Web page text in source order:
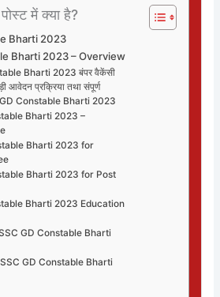
में क्या है?
Bharti 2023
Bharti 2023 – Overview
Bharti 2023 बंपर वैकेंसी
आवेदन प्रक्रिया तथा संपूर्ण
GD Constable Bharti 2023
Bharti 2023 –
Bharti 2023 for
Bharti 2023 for Post
Bharti 2023 Education
GD Constable Bharti
GD Constable Bharti